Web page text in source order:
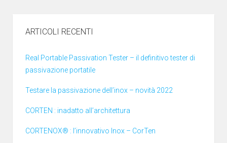
ARTICOLI RECENTI
Real Portable Passivation Tester – il definitivo tester di
passivazione portatile
Testare la passivazione dell’inox – novità 2022
CORTEN : inadatto all’architettura
CORTENOX® : l’innovativo Inox – CorTen